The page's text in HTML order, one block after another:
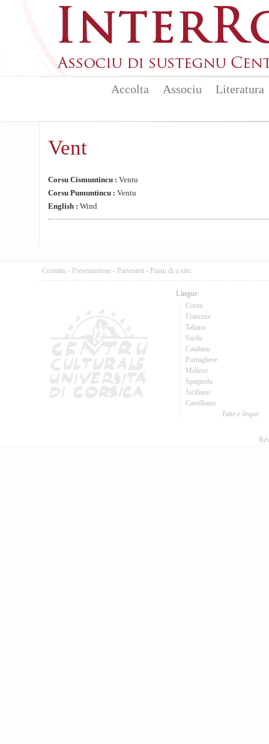
Accolta Associu Literatura
Vent
Corsu Cismuntincu : Ventu
Corsu Pumuntincu : Ventu
English : Wind
Cuntattu - Presentazione - Partenarii - Pianu di u situ
Lingue
Corsu
Francese
Talianu
Sardu
Catalanu
Purtughese
Maltese
Spagnolu
Sicilianu
Castillianu
Tutte e lingue